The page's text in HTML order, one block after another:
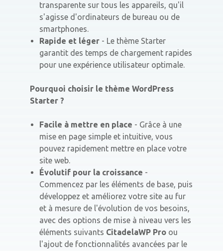
transparente sur tous les appareils, qu'il
s'agisse d'ordinateurs de bureau ou de
smartphones.
Rapide et léger - Le thème Starter
garantit des temps de chargement rapides
pour une expérience utilisateur optimale.
Pourquoi choisir le thème WordPress
Starter ?
Facile à mettre en place - Grâce à une
mise en page simple et intuitive, vous
pouvez rapidement mettre en place votre
site web.
Évolutif pour la croissance -
Commencez par les éléments de base, puis
développez et améliorez votre site au fur
et à mesure de l'évolution de vos besoins,
avec des options de mise à niveau vers les
éléments suivants CitadelaWP Pro ou
l'ajout de fonctionnalités avancées par le